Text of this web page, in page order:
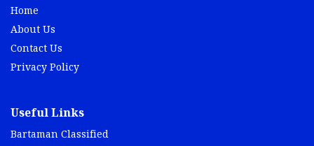
Home
About Us
Contact Us
Privacy Policy
Useful Links
Bartaman Classified